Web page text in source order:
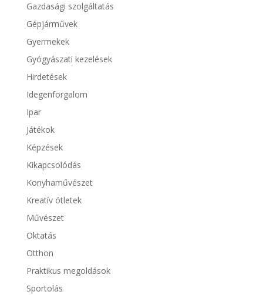
Gazdasági szolgáltatás
Gépjárművek
Gyermekek
Gyógyászati kezelések
Hirdetések
Idegenforgalom
Ipar
Játékok
Képzések
Kikapcsolódás
Konyhaművészet
Kreatív ötletek
Művészet
Oktatás
Otthon
Praktikus megoldások
Sportolás